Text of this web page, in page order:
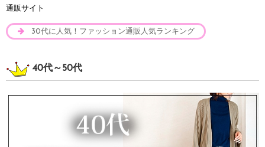
通販サイト
30代に人気！ファッション通販人気ランキング
40代～50代